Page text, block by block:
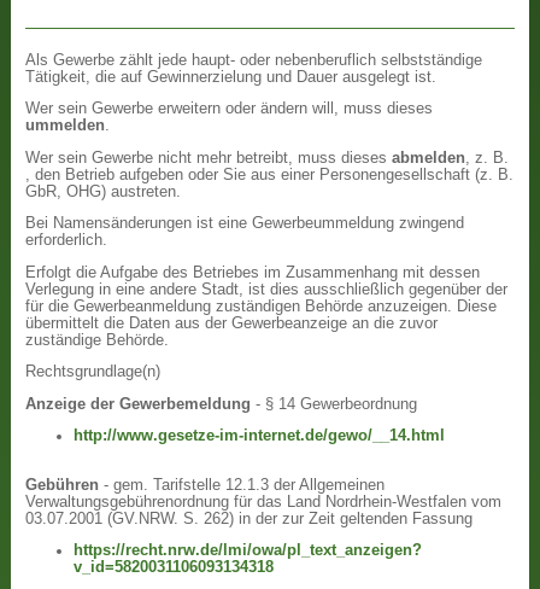
Als Gewerbe zählt jede haupt- oder nebenberuflich selbstständige
Tätigkeit, die auf Gewinnerzielung und Dauer ausgelegt ist.
Wer sein Gewerbe erweitern oder ändern will, muss dieses
ummelden.
Wer sein Gewerbe nicht mehr betreibt, muss diesesabmelden , z. B.
, den Betrieb aufgeben oder Sie aus einer Personengesellschaft (z. B.
GbR, OHG) austreten.
Bei Namensänderungen ist eine Gewerbeummeldung zwingend
erforderlich.
Erfolgt die Aufgabe des Betriebes im Zusammenhang mit dessen
Verlegung in eine andere Stadt, ist dies ausschließlich gegenüber der
für die Gewerbeanmeldung zuständigen Behörde anzuzeigen. Diese
übermittelt die Daten aus der Gewerbeanzeige an die zuvor
zuständige Behörde.
Rechtsgrundlage(n)
Anzeige der Gewerbemeldung - § 14 Gewerbeordnung
http://www.gesetze-im-internet.de/gewo/__14.html
Gebühren - gem. Tarifstelle 12.1.3 der Allgemeinen
Verwaltungsgebührenordnung für das Land Nordrhein-Westfalen vom
03.07.2001 (GV.NRW. S. 262) in der zur Zeit geltenden Fassung
https://recht.nrw.de/lmi/owa/pl_text_anzeigen?
v_id=5820031106093134318